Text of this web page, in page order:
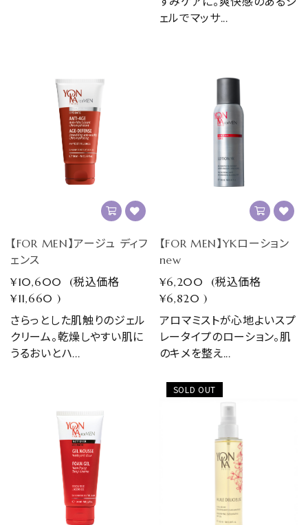
ェルでマッサ...
【FOR MEN】アージュ ディフ
ェンス
¥10,600
(税込価格
¥11,660 )
さらっとした肌触りのジェル
クリーム。乾燥しやすい肌に
うるおいとハ...
【FOR MEN】YKローション
new
¥6,200
(税込価格
¥6,820 )
アロマミストが心地よいスプ
レータイプのローション。肌
のキメを整え...
SOLD OUT